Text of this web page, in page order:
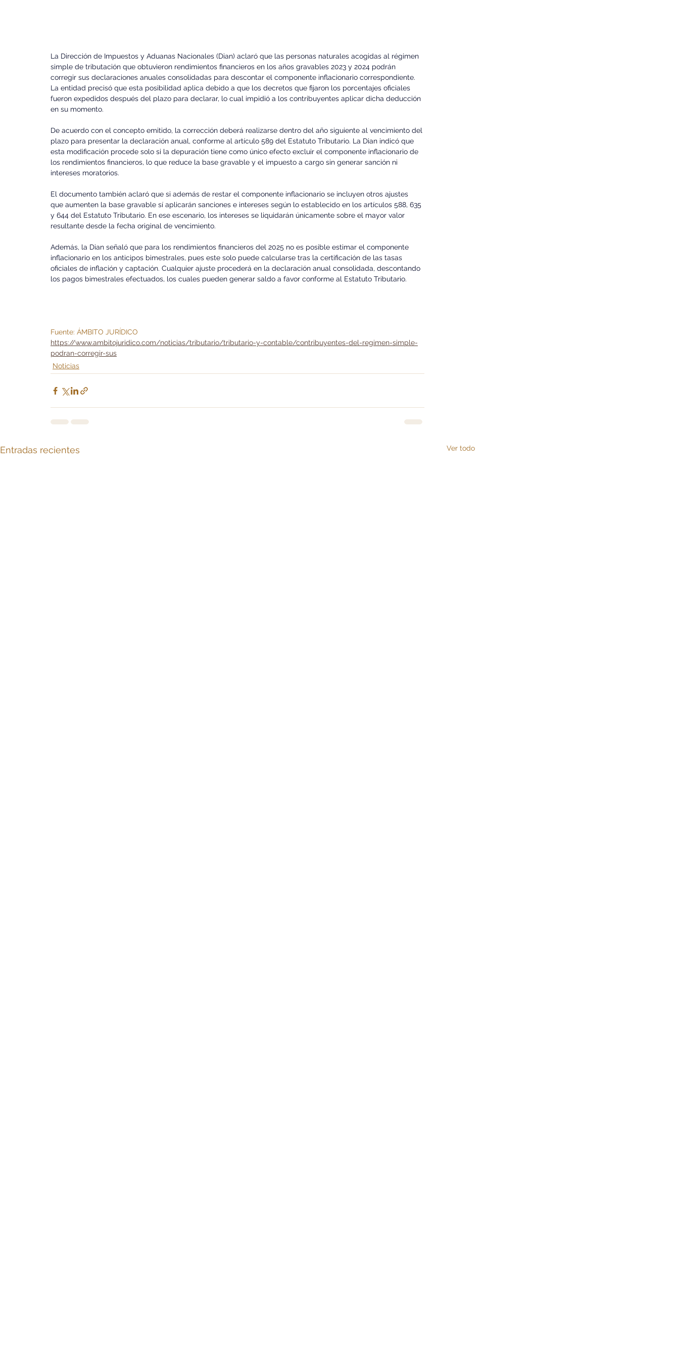
La Dirección de Impuestos y Aduanas Nacionales (Dian) aclaró que las personas naturales acogidas al régimen
simple de tributación que obtuvieron rendimientos financieros en los años gravables 2023 y 2024 podrán
corregir sus declaraciones anuales consolidadas para descontar el componente inflacionario correspondiente.
La entidad precisó que esta posibilidad aplica debido a que los decretos que fijaron los porcentajes oficiales
fueron expedidos después del plazo para declarar, lo cual impidió a los contribuyentes aplicar dicha deducción
en su momento.
De acuerdo con el concepto emitido, la corrección deberá realizarse dentro del año siguiente al vencimiento del
plazo para presentar la declaración anual, conforme al artículo 589 del Estatuto Tributario. La Dian indicó que
esta modificación procede solo si la depuración tiene como único efecto excluir el componente inflacionario de
los rendimientos financieros, lo que reduce la base gravable y el impuesto a cargo sin generar sanción ni
intereses moratorios.
El documento también aclaró que si además de restar el componente inflacionario se incluyen otros ajustes
que aumenten la base gravable sí aplicarán sanciones e intereses según lo establecido en los artículos 588, 635
y 644 del Estatuto Tributario. En ese escenario, los intereses se liquidarán únicamente sobre el mayor valor
resultante desde la fecha original de vencimiento.
Además, la Dian señaló que para los rendimientos financieros del 2025 no es posible estimar el componente
inflacionario en los anticipos bimestrales, pues este solo puede calcularse tras la certificación de las tasas
oficiales de inflación y captación. Cualquier ajuste procederá en la declaración anual consolidada, descontando
los pagos bimestrales efectuados, los cuales pueden generar saldo a favor conforme al Estatuto Tributario.
Fuente: ÁMBITO JURÍDICO
https://www.ambitojuridico.com/noticias/tributario/tributario-y-contable/contribuyentes-del-regimen-simple-
podran-corregir-sus
Noticias
Entradas recientes Ver todo